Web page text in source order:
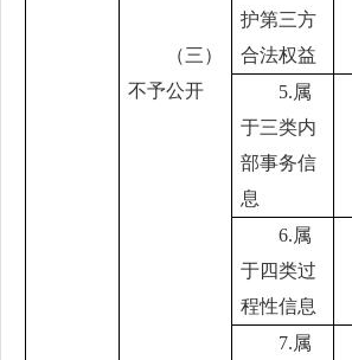
（三）
不予公开
护第三方
合法权益
5.属
于三类内
部事务信
息
6.属
于四类过
程性信息
7.属